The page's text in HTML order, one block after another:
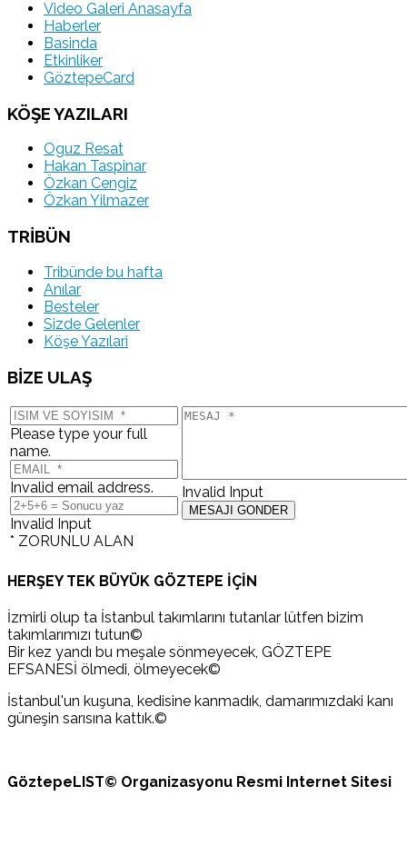
Video Galeri Anasayfa
Haberler
Basinda
Etkinliker
GöztepeCard
KÖŞE YAZILARI
Oguz Resat
Hakan Taspinar
Özkan Cengiz
Özkan Yilmazer
TRİBÜN
Tribünde bu hafta
Anılar
Besteler
Sizde Gelenler
Köşe Yazılari
BİZE ULAŞ
Please type your full
name.
Invalid email address.
Invalid Input
* ZORUNLU ALAN
Invalid Input
HERŞEY TEK BÜYÜK GÖZTEPE İÇİN
İzmirli olup ta İstanbul takımlarını tutanlar lütfen bizim
takımlarımızı tutun©
Bir kez yandı bu meşale sönmeyecek, GÖZTEPE
EFSANESİ ölmedi, ölmeyecek©
İstanbul'un kuşuna, kedisine kanmadık, damarımızdaki kanı
güneşin sarısına kattık.©
GöztepeLIST© Organizasyonu Resmi Internet Sitesi